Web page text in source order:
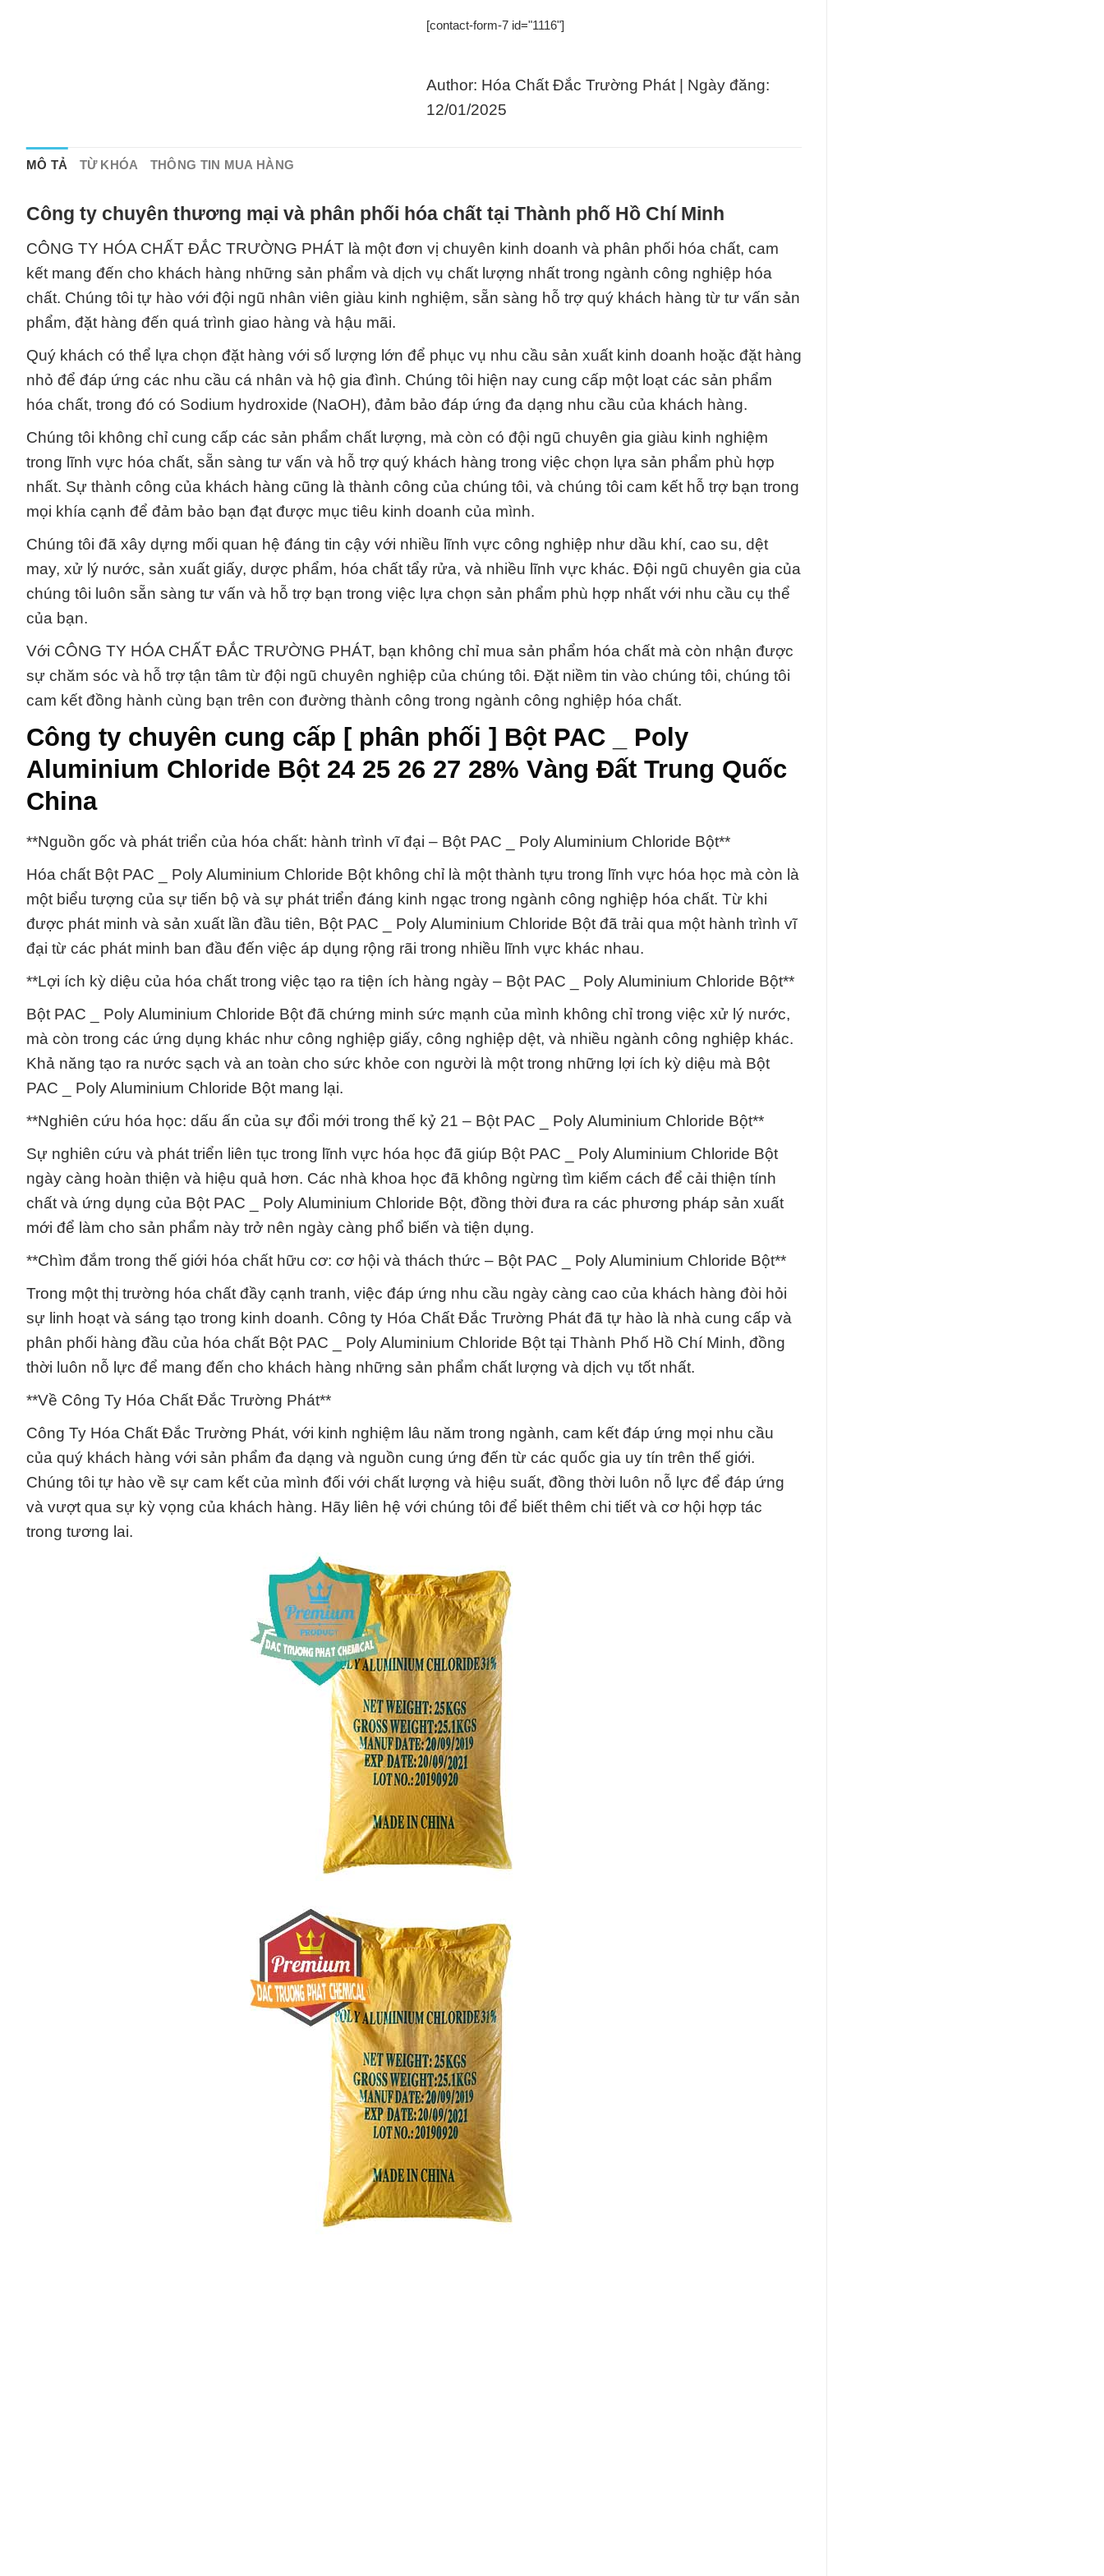
[contact-form-7 id="1116"]
Author: Hóa Chất Đắc Trường Phát | Ngày đăng:
12/01/2025
MÔ TẢ TỪ KHÓA THÔNG TIN MUA HÀNG
Công ty chuyên thương mại và phân phối hóa chất tại Thành phố Hồ Chí Minh
CÔNG TY HÓA CHẤT ĐẮC TRƯỜNG PHÁT là một đơn vị chuyên kinh doanh và phân phối hóa chất, cam
kết mang đến cho khách hàng những sản phẩm và dịch vụ chất lượng nhất trong ngành công nghiệp hóa
chất. Chúng tôi tự hào với đội ngũ nhân viên giàu kinh nghiệm, sẵn sàng hỗ trợ quý khách hàng từ tư vấn sản
phẩm, đặt hàng đến quá trình giao hàng và hậu mãi.
Quý khách có thể lựa chọn đặt hàng với số lượng lớn để phục vụ nhu cầu sản xuất kinh doanh hoặc đặt hàng
nhỏ để đáp ứng các nhu cầu cá nhân và hộ gia đình. Chúng tôi hiện nay cung cấp một loạt các sản phẩm
hóa chất, trong đó có Sodium hydroxide (NaOH), đảm bảo đáp ứng đa dạng nhu cầu của khách hàng.
Chúng tôi không chỉ cung cấp các sản phẩm chất lượng, mà còn có đội ngũ chuyên gia giàu kinh nghiệm
trong lĩnh vực hóa chất, sẵn sàng tư vấn và hỗ trợ quý khách hàng trong việc chọn lựa sản phẩm phù hợp
nhất. Sự thành công của khách hàng cũng là thành công của chúng tôi, và chúng tôi cam kết hỗ trợ bạn trong
mọi khía cạnh để đảm bảo bạn đạt được mục tiêu kinh doanh của mình.
Chúng tôi đã xây dựng mối quan hệ đáng tin cậy với nhiều lĩnh vực công nghiệp như dầu khí, cao su, dệt
may, xử lý nước, sản xuất giấy, dược phẩm, hóa chất tẩy rửa, và nhiều lĩnh vực khác. Đội ngũ chuyên gia của
chúng tôi luôn sẵn sàng tư vấn và hỗ trợ bạn trong việc lựa chọn sản phẩm phù hợp nhất với nhu cầu cụ thể
của bạn.
Với CÔNG TY HÓA CHẤT ĐẮC TRƯỜNG PHÁT, bạn không chỉ mua sản phẩm hóa chất mà còn nhận được
sự chăm sóc và hỗ trợ tận tâm từ đội ngũ chuyên nghiệp của chúng tôi. Đặt niềm tin vào chúng tôi, chúng tôi
cam kết đồng hành cùng bạn trên con đường thành công trong ngành công nghiệp hóa chất.
Công ty chuyên cung cấp [ phân phối ] Bột PAC _ Poly
Aluminium Chloride Bột 24 25 26 27 28% Vàng Đất Trung Quốc
China
**Nguồn gốc và phát triển của hóa chất: hành trình vĩ đại – Bột PAC _ Poly Aluminium Chloride Bột**
Hóa chất Bột PAC _ Poly Aluminium Chloride Bột không chỉ là một thành tựu trong lĩnh vực hóa học mà còn là
một biểu tượng của sự tiến bộ và sự phát triển đáng kinh ngạc trong ngành công nghiệp hóa chất. Từ khi
được phát minh và sản xuất lần đầu tiên, Bột PAC _ Poly Aluminium Chloride Bột đã trải qua một hành trình vĩ
đại từ các phát minh ban đầu đến việc áp dụng rộng rãi trong nhiều lĩnh vực khác nhau.
**Lợi ích kỳ diệu của hóa chất trong việc tạo ra tiện ích hàng ngày – Bột PAC _ Poly Aluminium Chloride Bột**
Bột PAC _ Poly Aluminium Chloride Bột đã chứng minh sức mạnh của mình không chỉ trong việc xử lý nước,
mà còn trong các ứng dụng khác như công nghiệp giấy, công nghiệp dệt, và nhiều ngành công nghiệp khác.
Khả năng tạo ra nước sạch và an toàn cho sức khỏe con người là một trong những lợi ích kỳ diệu mà Bột
PAC _ Poly Aluminium Chloride Bột mang lại.
**Nghiên cứu hóa học: dấu ấn của sự đổi mới trong thế kỷ 21 – Bột PAC _ Poly Aluminium Chloride Bột**
Sự nghiên cứu và phát triển liên tục trong lĩnh vực hóa học đã giúp Bột PAC _ Poly Aluminium Chloride Bột
ngày càng hoàn thiện và hiệu quả hơn. Các nhà khoa học đã không ngừng tìm kiếm cách để cải thiện tính
chất và ứng dụng của Bột PAC _ Poly Aluminium Chloride Bột, đồng thời đưa ra các phương pháp sản xuất
mới để làm cho sản phẩm này trở nên ngày càng phổ biến và tiện dụng.
**Chìm đắm trong thế giới hóa chất hữu cơ: cơ hội và thách thức – Bột PAC _ Poly Aluminium Chloride Bột**
Trong một thị trường hóa chất đầy cạnh tranh, việc đáp ứng nhu cầu ngày càng cao của khách hàng đòi hỏi
sự linh hoạt và sáng tạo trong kinh doanh. Công ty Hóa Chất Đắc Trường Phát đã tự hào là nhà cung cấp và
phân phối hàng đầu của hóa chất Bột PAC _ Poly Aluminium Chloride Bột tại Thành Phố Hồ Chí Minh, đồng
thời luôn nỗ lực để mang đến cho khách hàng những sản phẩm chất lượng và dịch vụ tốt nhất.
**Về Công Ty Hóa Chất Đắc Trường Phát**
Công Ty Hóa Chất Đắc Trường Phát, với kinh nghiệm lâu năm trong ngành, cam kết đáp ứng mọi nhu cầu
của quý khách hàng với sản phẩm đa dạng và nguồn cung ứng đến từ các quốc gia uy tín trên thế giới.
Chúng tôi tự hào về sự cam kết của mình đối với chất lượng và hiệu suất, đồng thời luôn nỗ lực để đáp ứng
và vượt qua sự kỳ vọng của khách hàng. Hãy liên hệ với chúng tôi để biết thêm chi tiết và cơ hội hợp tác
trong tương lai.